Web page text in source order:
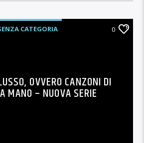
CATEGORIA 0
OVVERO CANZONI DI
MANO – NUOVA SERIE